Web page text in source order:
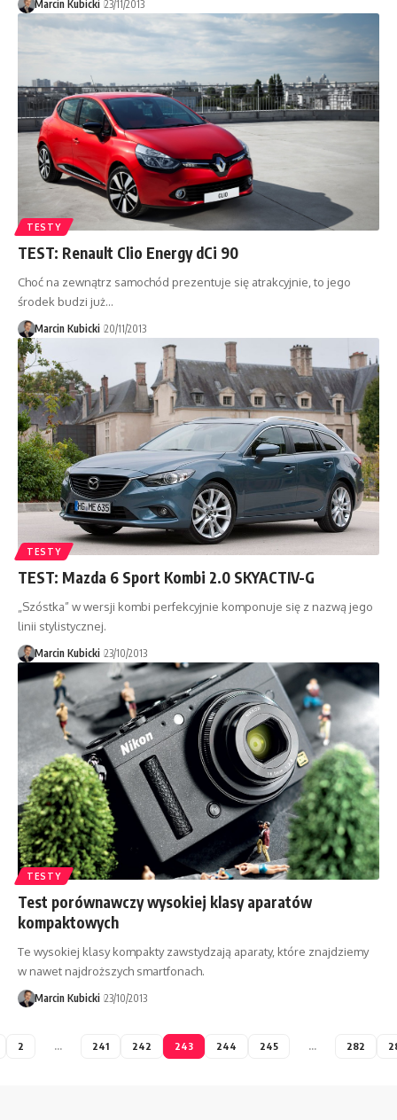
Marcin Kubicki 23/11/2013
TESTY
TEST: Renault Clio Energy dCi 90
Choć na zewnątrz samochód prezentuje się atrakcyjnie, to jego
środek budzi już…
Marcin Kubicki 20/11/2013
TESTY
TEST: Mazda 6 Sport Kombi 2.0 SKYACTIV-G
„Szóstka” w wersji kombi perfekcyjnie komponuje się z nazwą jego
linii stylistycznej.
Marcin Kubicki 23/10/2013
TESTY
Test porównawczy wysokiej klasy aparatów
kompaktowych
Te wysokiej klasy kompakty zawstydzają aparaty, które znajdziemy
w nawet najdroższych smartfonach.
Marcin Kubicki 23/10/2013
2 … 241 242 243 244 245 … 282